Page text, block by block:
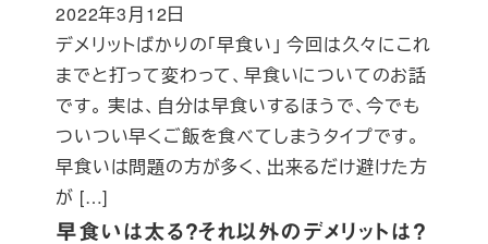
早食いは太る？それ以外のデメリットは？
デメリットばかりの「早食い」 今回は久々にこれ
までと打って変わって、早食いについてのお話
です。 実は、自分は早食いするほうで、今でも
ついつい早くご飯を食べてしまうタイプです。
早食いは問題の方が多く、出来るだけ避けた方
が […]
投稿日
2022年3月12日